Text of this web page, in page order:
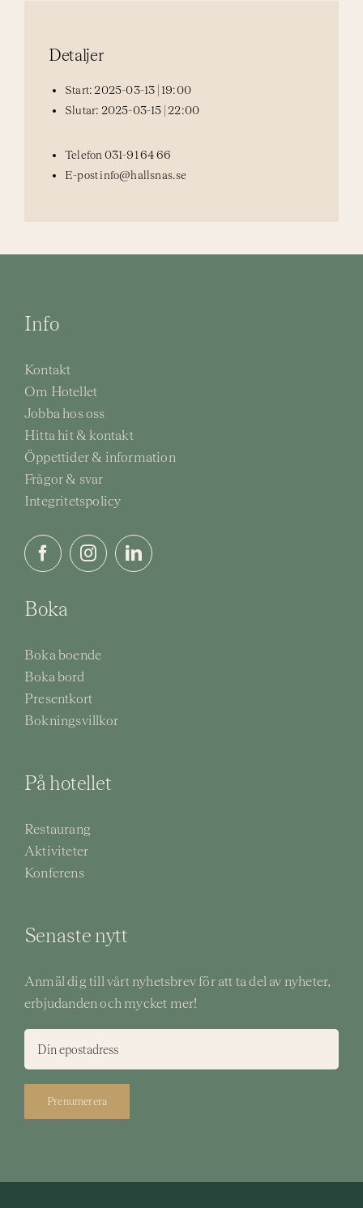
Detaljer
Start: 2025-03-13 | 19:00
Slutar: 2025-03-15 | 22:00
Telefon 031-91 64 66
E-postinfo@hallsnas.se
Info
Kontakt
Om Hotellet
Jobba hos oss
Hitta hit & kontakt
Öppettider & information
Frågor & svar
Integritetspolicy
Boka
Boka boende
Boka bord
Presentkort
Bokningsvillkor
På hotellet
Restaurang
Aktiviteter
Konferens
Senaste nytt
Anmäl dig till vårt nyhetsbrev för att ta del av nyheter,
erbjudanden och mycket mer!
Prenumerera